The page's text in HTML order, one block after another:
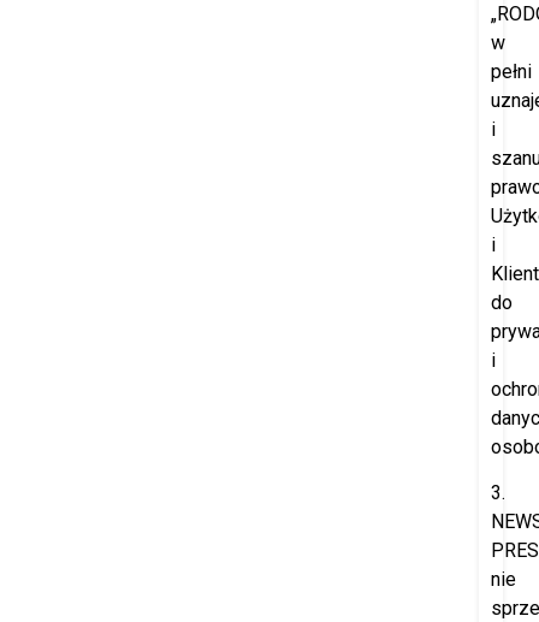
w
pełni
i
i
do
i
3.
nie